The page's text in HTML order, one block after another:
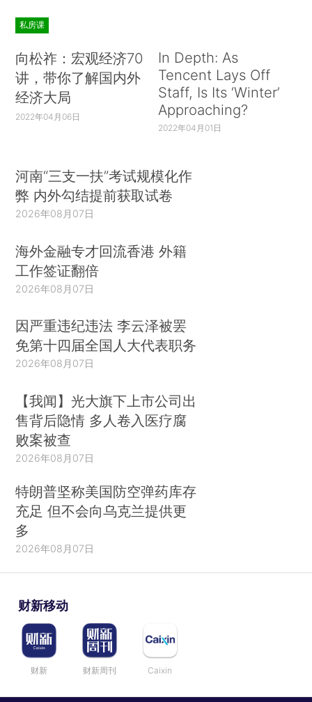
私房课
向松祚：宏观经济70
讲，带你了解国内外
经济大局
2022年04月06日
In Depth: As
Tencent Lays Off
Staff, Is Its ‘Winter’
Approaching?
2022年04月01日
河南“三支一扶”考试规模化作
弊 内外勾结提前获取试卷
2026年08月07日
海外金融专才回流香港 外籍
工作签证翻倍
2026年08月07日
因严重违纪违法 李云泽被罢
免第十四届全国人大代表职务
2026年08月07日
【我闻】光大旗下上市公司出
售背后隐情 多人卷入医疗腐
败案被查
2026年08月07日
特朗普坚称美国防空弹药库存
充足 但不会向乌克兰提供更
多
2026年08月07日
财新移动
财新 财新周刊 Caixin